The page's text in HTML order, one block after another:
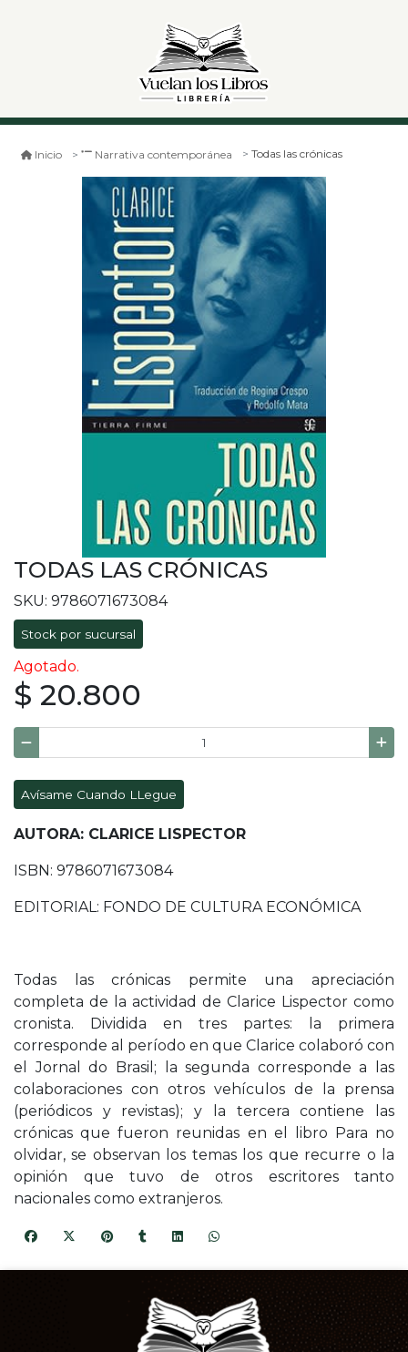
Inicio Narrativa contemporánea Todas las crónicas
TODAS LAS CRÓNICAS
SKU: 9786071673084
Stock por sucursal
Agotado.
$ 20.800
Avísame Cuando LLegue
AUTORA: CLARICE LISPECTOR
ISBN: 9786071673084
EDITORIAL: FONDO DE CULTURA ECONÓMICA
Todas las crónicas permite una apreciación
completa de la actividad de Clarice Lispector como
cronista. Dividida en tres partes: la primera
corresponde al período en que Clarice colaboró con
el Jornal do Brasil; la segunda corresponde a las
colaboraciones con otros vehículos de la prensa
(periódicos y revistas); y la tercera contiene las
crónicas que fueron reunidas en el libro Para no
olvidar, se observan los temas los que recurre o la
opinión que tuvo de otros escritores tanto
nacionales como extranjeros.